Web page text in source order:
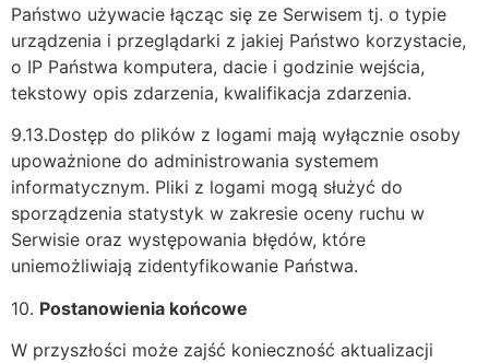
Państwo używacie łącząc się ze Serwisem tj. o typie
urządzenia i przeglądarki z jakiej Państwo korzystacie,
o IP Państwa komputera, dacie i godzinie wejścia,
tekstowy opis zdarzenia, kwalifikacja zdarzenia.
9.13.Dostęp do plików z logami mają wyłącznie osoby
upoważnione do administrowania systemem
informatycznym. Pliki z logami mogą służyć do
sporządzenia statystyk w zakresie oceny ruchu w
Serwisie oraz występowania błędów, które
uniemożliwiają zidentyfikowanie Państwa.
10. Postanowienia końcowe
W przyszłości może zajść konieczność aktualizacji